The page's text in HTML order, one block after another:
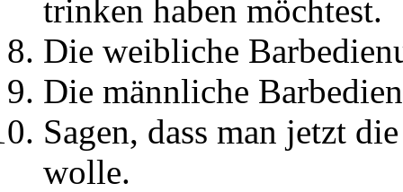
trinken haben möchtest.
Die weibliche
Die männliche
Sagen, dass man jetzt
wolle.